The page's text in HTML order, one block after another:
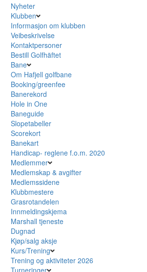
Nyheter
Klubben
Informasjon om klubben
Veibeskrivelse
Kontaktpersoner
Bestill Golfhäftet
Bane
Om Hafjell golfbane
Booking/greenfee
Banerekord
Hole in One
Baneguide
Slopetabeller
Scorekort
Banekart
Handicap- reglene f.o.m. 2020
Medlemmer
Medlemskap & avgifter
Medlemssidene
Klubbmestere
Grasrotandelen
Innmeldingskjema
Marshall tjeneste
Dugnad
Kjøp/salg aksje
Kurs/Trening
Trening og aktiviteter 2026
Turneringer